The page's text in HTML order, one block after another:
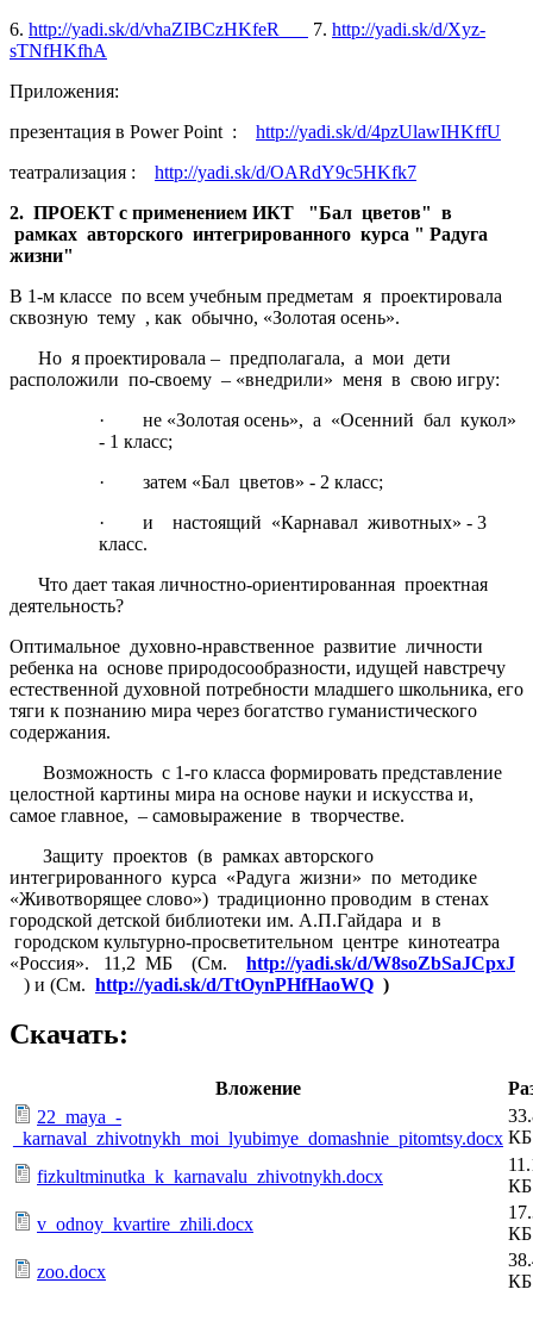
6. http://yadi.sk/d/vhaZIBCzHKfeR 7. http://yadi.sk/d/Xyz-
sTNfHKfhA
Приложения:
презентация в Power Point : http://yadi.sk/d/4pzUlawIHKffU
театрализация : http://yadi.sk/d/OARdY9c5HKfk7
2. ПРОЕКТ с применением ИКТ "Бал цветов" в
рамках авторского интегрированного курса " Радуга
жизни"
В 1-м классе по всем учебным предметам я проектировала
сквозную тему , как обычно, «Золотая осень».
Но я проектировала – предполагала, а мои дети
расположили по-своему – «внедрили» меня в свою игру:
· не «Золотая осень», а «Осенний бал кукол»
- 1 класс;
· затем «Бал цветов» - 2 класс;
· и настоящий «Карнавал животных» - 3
класс.
Что дает такая личностно-ориентированная проектная
деятельность?
Оптимальное духовно-нравственное развитие личности
ребенка на основе природосообразности, идущей навстречу
естественной духовной потребности младшего школьника, его
тяги к познанию мира через богатство гуманистического
содержания.
Возможность с 1-го класса формировать представление
целостной картины мира на основе науки и искусства и,
самое главное, – самовыражение в творчестве.
Защиту проектов (в рамках авторского
интегрированного курса «Радуга жизни» по методике
«Животворящее слово») традиционно проводим в стенах
городской детской библиотеки им. А.П.Гайдара и в
городском культурно-просветительном центре кинотеатра
«Россия». 11,2 МБ (См. http://yadi.sk/d/W8soZbSaJCpxJ
) и (См. http://yadi.sk/d/TtOynPHfHaoWQ )
Скачать:
Вложение
22_maya_-
_karnaval_zhivotnykh_moi_lyubimye_domashnie_pitomtsy.docx КБ
fizkultminutka_k_karnavalu_zhivotnykh.docx
КБ
v_odnoy_kvartire_zhili.docx
КБ
zoo.docx
КБ